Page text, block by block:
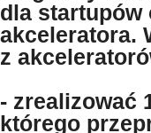
dla startupów
akceleratora.
z
- zrealizować
którego